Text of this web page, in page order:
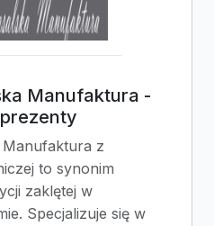
Manufaktura -
z
to synonim
zaklętej w
Specjalizuje się w